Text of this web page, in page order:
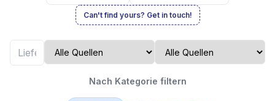
Can't find yours? Get in touch!
Nach Kategorie filtern